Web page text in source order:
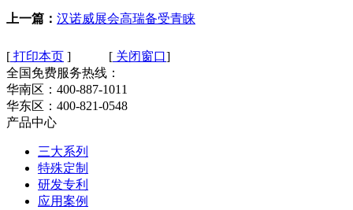
上一篇： 汉诺威展会高瑞备受青睐
[ 打印本页 ] [ 关闭窗口]
全国免费服务热线：
华南区：400-887-1011
华东区：400-821-0548
产品中心
三大系列
特殊定制
研发专利
应用案例